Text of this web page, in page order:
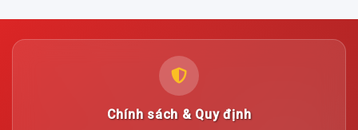
Chính sách & Quy định